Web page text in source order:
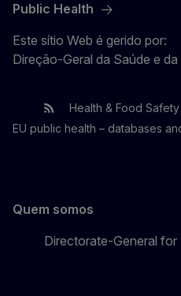
Public Health
Este sítio Web é gerido por:
Direção-Geral da Saúde e
EU One Health
Latest updates
Health & Food
EU public health – databases
Quem somos
Directorate-General